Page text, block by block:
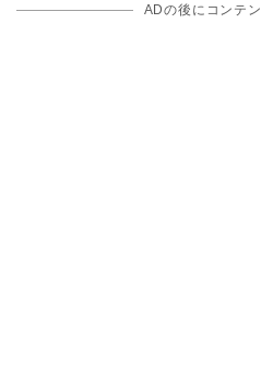
ADの後にコンテ